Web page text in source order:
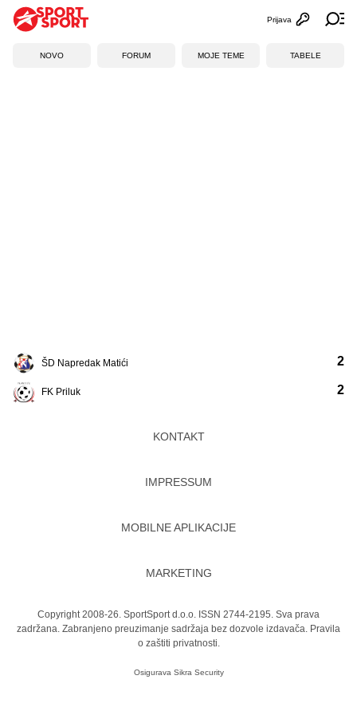
Otvori
Prijava
NOVO FORUM MOJE TEME TABELE
ŠD Napredak Matići
FK Priluk
2
2
KONTAKT
IMPRESSUM
MOBILNE APLIKACIJE
MARKETING
Copyright 2008-26. SportSport d.o.o. ISSN 2744-2195. Sva prava
zadržana. Zabranjeno preuzimanje sadržaja bez dozvole izdavača. Pravila
o zaštiti privatnosti.
Osigurava Sikra Security